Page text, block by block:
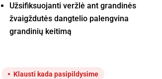
Užsifiksuojanti veržlė ant grandinės
žvaigždutės dangtelio palengvina
grandinių keitimą
Klausti kada pasipildysime